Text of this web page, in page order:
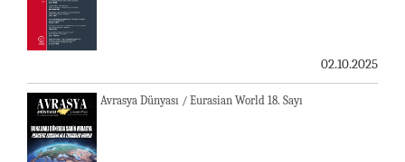
02.10.2025
Avrasya Dünyası / Eurasian World 18. Sayı